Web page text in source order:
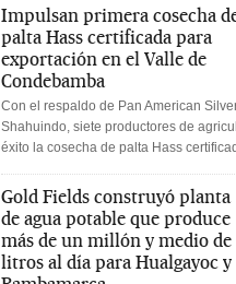
Impulsan primera cosecha
palta Hass certificada para
exportación en el Valle de
Condebamba
Con el respaldo de Pan American
Shahuindo, siete productores de
éxito la cosecha de palta Hass
Gold Fields construyó planta
de agua potable que produce
más de un millón y medio de
litros al día para Hualgayoc y